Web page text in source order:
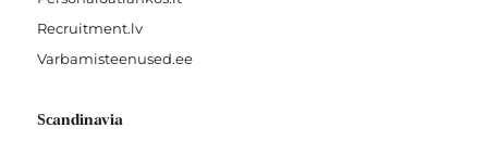
Recruitment.lv
Varbamisteenused.ee
Scandinavia